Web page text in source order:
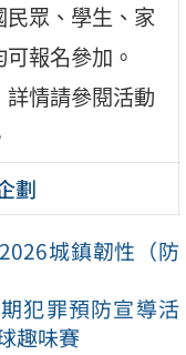
民眾、學生、家
報名參加。
詳情請參閱活動
劃
城鎮韌性（防
犯罪預防宣導活
趣味賽